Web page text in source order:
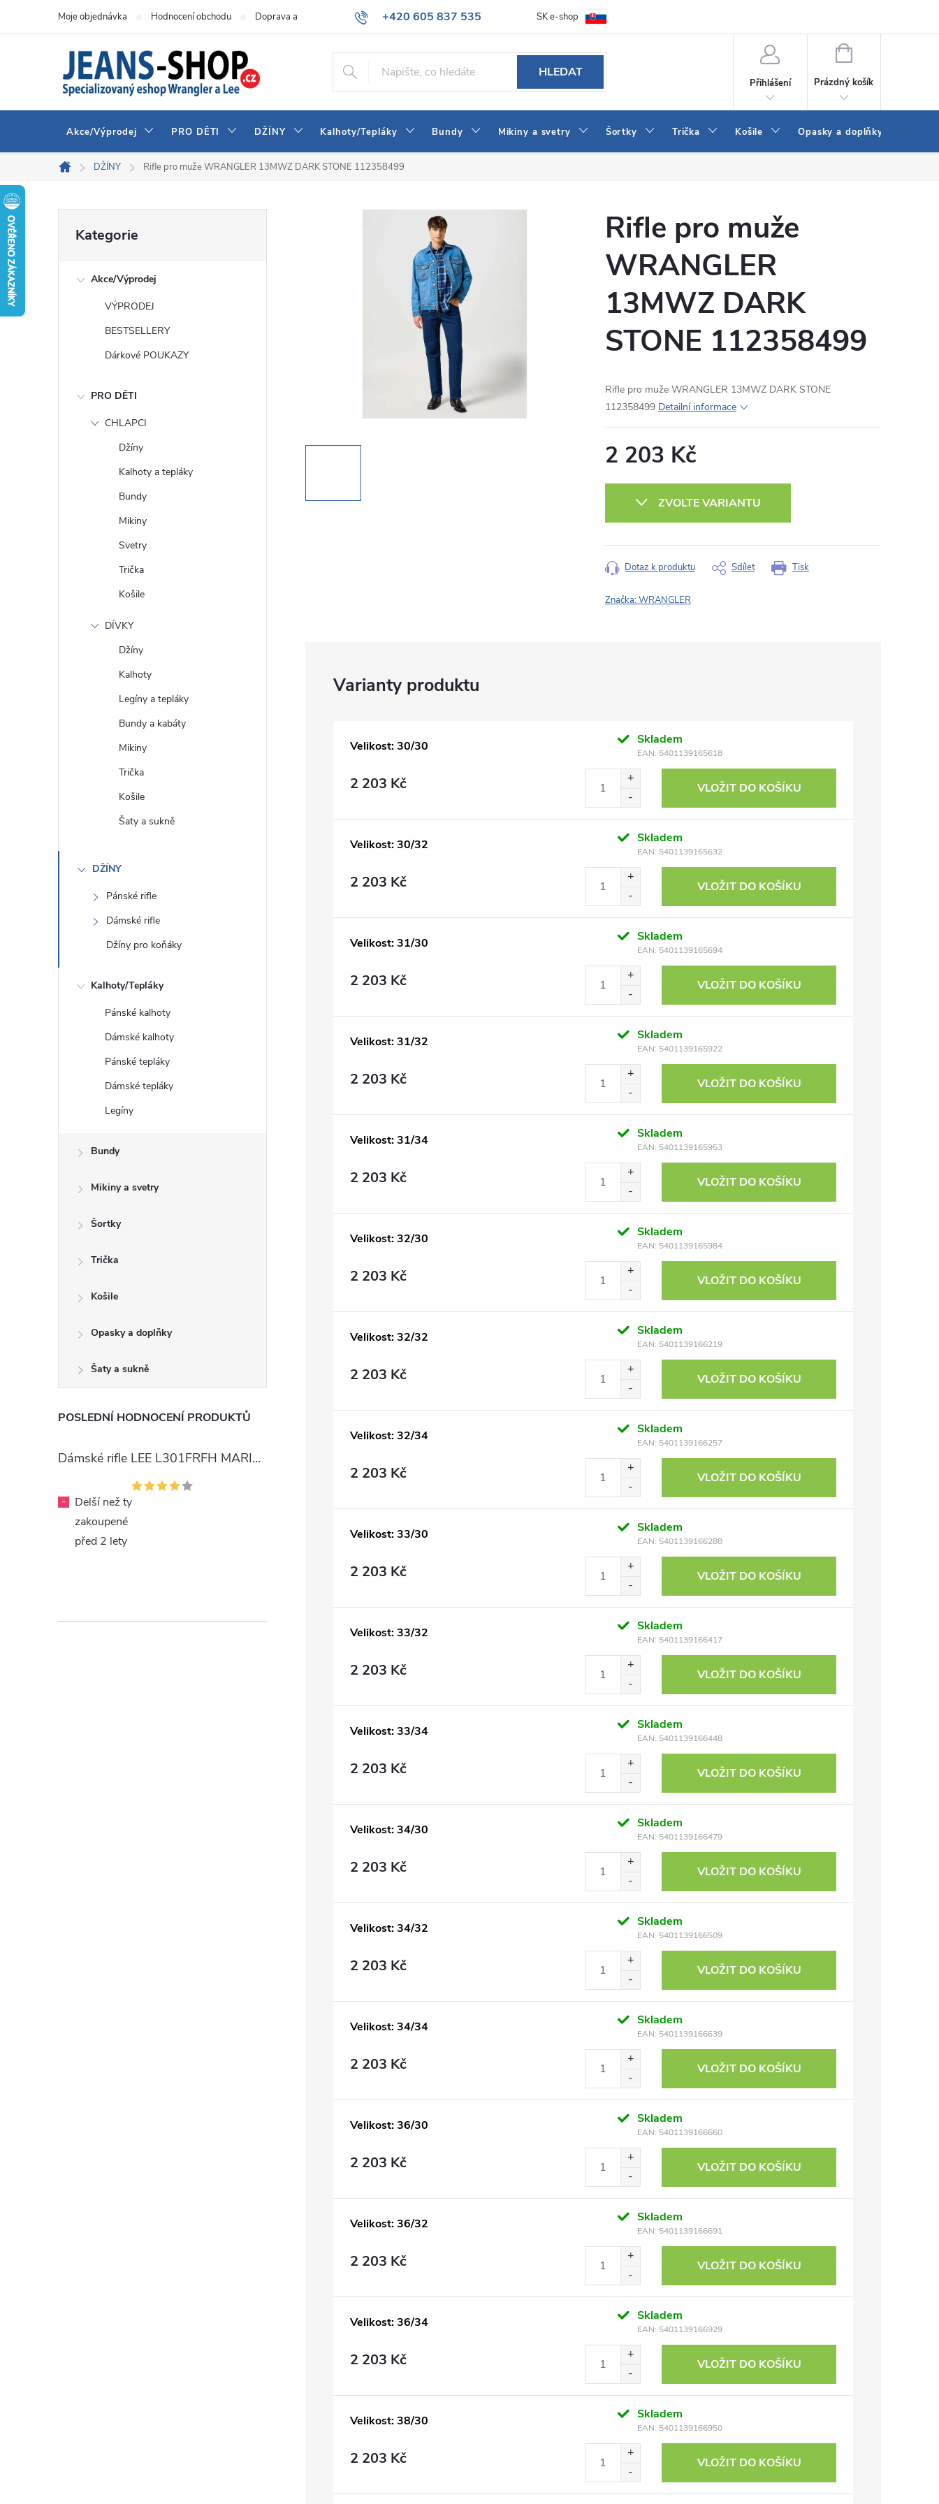
+420 605 837 535
info@jeans-shop.cz
Moje objednávka Hodnocení obchodu Doprava a platba Obchodní podmínky Naše prodejna Blog Kontakt
SK e-shop
HLEDAT
Přihlášení
NÁKUPNÍ
Prázdný košík
Akce/Výprodej PRO DĚTI DŽÍNY Kalhoty/Tepláky Bundy Mikiny a svetry Šortky Trička Košile Opasky a doplňky
Domů
DŽÍNY Rifle pro muže WRANGLER 13MWZ DARK STONE 112358499
kategorie
Kategorie
Akce/Výprodej
VÝPRODEJ
BESTSELLERY
Dárkové POUKAZY
PRO DĚTI
CHLAPCI
Džíny
Kalhoty a tepláky
Bundy
Mikiny
Svetry
Trička
Košile
DÍVKY
Džíny
Kalhoty
Legíny a tepláky
Bundy a kabáty
Mikiny
Trička
Košile
Šaty a sukně
DŽÍNY
Pánské rifle
Dámské rifle
Džíny pro koňáky
Kalhoty/Tepláky
Pánské kalhoty
Dámské kalhoty
Pánské tepláky
Dámské tepláky
Legíny
Bundy
Mikiny a svetry
Šortky
Trička
Košile
Opasky a doplňky
Šaty a sukně
POSLEDNÍ HODNOCENÍ PRODUKTŮ
Dámské rifle LEE L301FRFH MARION STRAIGHT RINSE
-
Delší než ty
zakoupené
před 2 lety
Rifle pro muže
WRANGLER
13MWZ DARK
STONE 112358499
Rifle pro muže WRANGLER 13MWZ DARK STONE
112358499 Detailní informace
2 203 Kč
ZVOLTE VARIANTU
Tisk
Dotaz k produktu Sdílet
Značka:WRANGLER
Velikost: 30/30 Skladem
EAN: 5401139165618
2 203 Kč VLOŽIT DO KOŠÍKU
Velikost: 30/32 Skladem
EAN: 5401139165632
2 203 Kč VLOŽIT DO KOŠÍKU
Velikost: 31/30 Skladem
EAN: 5401139165694
2 203 Kč VLOŽIT DO KOŠÍKU
Velikost: 31/32 Skladem
EAN: 5401139165922
2 203 Kč VLOŽIT DO KOŠÍKU
Velikost: 31/34 Skladem
EAN: 5401139165953
2 203 Kč VLOŽIT DO KOŠÍKU
Velikost: 32/30 Skladem
EAN: 5401139165984
2 203 Kč VLOŽIT DO KOŠÍKU
Velikost: 32/32 Skladem
EAN: 5401139166219
2 203 Kč VLOŽIT DO KOŠÍKU
Velikost: 32/34 Skladem
EAN: 5401139166257
2 203 Kč VLOŽIT DO KOŠÍKU
Velikost: 33/30 Skladem
EAN: 5401139166288
2 203 Kč VLOŽIT DO KOŠÍKU
Velikost: 33/32 Skladem
EAN: 5401139166417
2 203 Kč VLOŽIT DO KOŠÍKU
Velikost: 33/34 Skladem
EAN: 5401139166448
2 203 Kč VLOŽIT DO KOŠÍKU
Velikost: 34/30 Skladem
EAN: 5401139166479
2 203 Kč VLOŽIT DO KOŠÍKU
Velikost: 34/32 Skladem
EAN: 5401139166509
2 203 Kč VLOŽIT DO KOŠÍKU
Velikost: 34/34 Skladem
EAN: 5401139166639
2 203 Kč VLOŽIT DO KOŠÍKU
Velikost: 36/30 Skladem
EAN: 5401139166660
2 203 Kč VLOŽIT DO KOŠÍKU
Velikost: 36/32 Skladem
EAN: 5401139166691
2 203 Kč VLOŽIT DO KOŠÍKU
Velikost: 36/34 Skladem
EAN: 5401139166929
2 203 Kč VLOŽIT DO KOŠÍKU
Velikost: 38/30 Skladem
EAN: 5401139166950
2 203 Kč VLOŽIT DO KOŠÍKU